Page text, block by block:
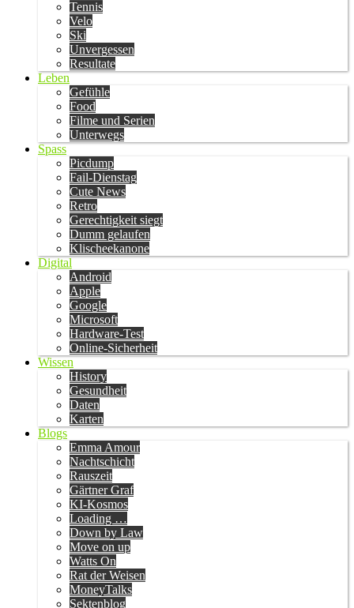
Tennis
Velo
Ski
Unvergessen
Resultate
Leben
Gefühle
Food
Filme und Serien
Unterwegs
Spass
Picdump
Fail-Dienstag
Cute News
Retro
Gerechtigkeit siegt
Dumm gelaufen
Klischeekanone
Digital
Android
Apple
Google
Microsoft
Hardware-Test
Online-Sicherheit
Wissen
History
Gesundheit
Daten
Karten
Blogs
Emma Amour
Nachtschicht
Rauszeit
Gärtner Graf
KI-Kosmos
Loading …
Down by Law
Move on up
Watts On
Rat der Weisen
MoneyTalks
Sektenblog